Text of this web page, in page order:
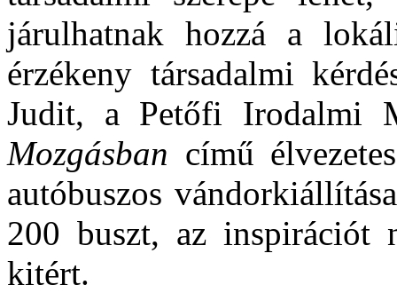
járulhatnak hozzá a
érzékeny társadalmi
Judit, a Petőfi Irodalmi
Mozgásban című
autóbuszos
200 buszt, az inspirációt
kitért.